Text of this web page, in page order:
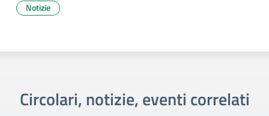
Notizie
Circolari, notizie, eventi correlati